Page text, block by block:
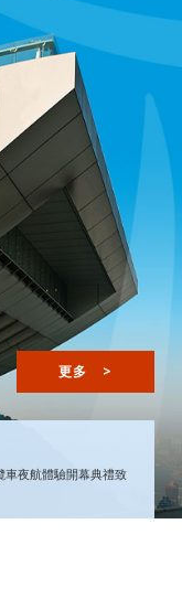
更多 >
夜航體驗開幕典禮致